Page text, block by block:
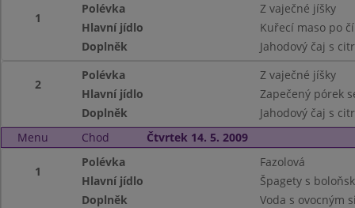
1
Polévka
Z vaječné jíšky
Hlavní jídlo
Kuřecí maso po
Doplněk
Jahodový čaj s
2
Polévka
Z vaječné jíšky
Hlavní jídlo
Zapečený pórek
Doplněk
Jahodový čaj s
Menu
Chod Čtvrtek 14. 5. 2009
1
Polévka
Fazolová
Hlavní jídlo
Špagety s
Doplněk
Voda s ovocným